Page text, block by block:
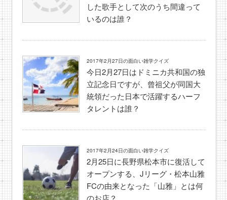
した歌手として次のうち間違って
いるのは誰？
2017年2月27日の面白い雑学クイズ
今日2月27日はドミニカ共和国の独
立記念日ですが、曾祖父が同国大
統領だった日本で活躍するハーフ
タレントは誰？
2017年2月24日の面白い雑学クイズ
2月25日に長野県松本市に復活して
オープンする、Jリーグ・松本山雅
FCの由来となった「山雅」とは何
のお店？